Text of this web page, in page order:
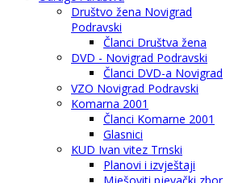
Društvo žena Novigrad
Podravski
Članci Društva žena
DVD - Novigrad Podravski
Članci DVD-a Novigrad
VZO Novigrad Podravski
Komarna 2001
Članci Komarne 2001
Glasnici
KUD Ivan vitez Trnski
Planovi i izvještaji